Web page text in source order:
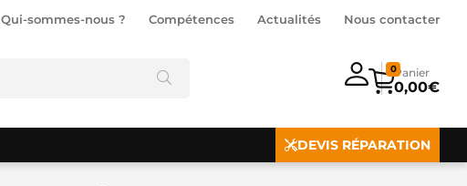
Qui-sommes-nous ? Compétences Actualités Nous contacter
0,00€
0
DEVIS RÉPARATION